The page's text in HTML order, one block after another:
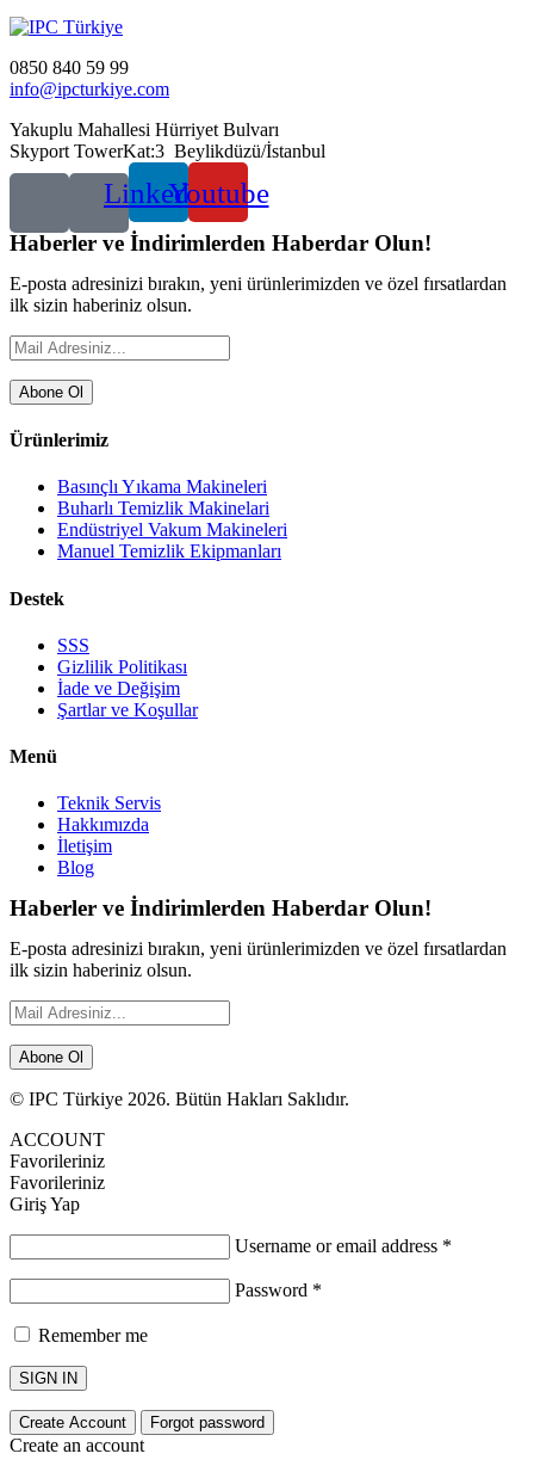
0850 840 59 99
info@ipcturkiye.com
Yakuplu Mahallesi Hürriyet Bulvarı
Skyport TowerKat:3 Beylikdüzü/İstanbul
LinkedinYoutube
Haberler ve İndirimlerden Haberdar Olun!
E-posta adresinizi bırakın, yeni ürünlerimizden ve özel fırsatlardan
ilk sizin haberiniz olsun.
Abone Ol
Ürünlerimiz
Basınçlı Yıkama Makineleri
Buharlı Temizlik Makinelari
Endüstriyel Vakum Makineleri
Manuel Temizlik Ekipmanları
Destek
SSS
Gizlilik Politikası
İade ve Değişim
Şartlar ve Koşullar
Menü
Teknik Servis
Hakkımızda
İletişim
Blog
Haberler ve İndirimlerden Haberdar Olun!
E-posta adresinizi bırakın, yeni ürünlerimizden ve özel fırsatlardan
ilk sizin haberiniz olsun.
Abone Ol
© IPC Türkiye 2026. Bütün Hakları Saklıdır.
ACCOUNT
Favorileriniz
Favorileriniz
Giriş Yap
Username or email address *
Password *
Remember me
SIGN IN
Create Account Forgot password
Create an account